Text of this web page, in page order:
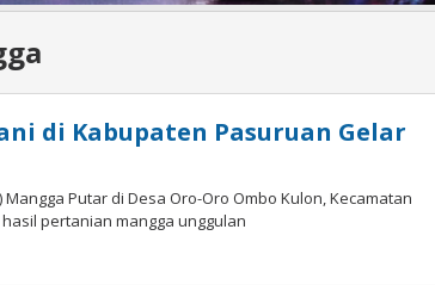
di Kabupaten Pasuruan Gelar
Putar di Desa Oro-Oro Ombo Kulon, Kecamatan
pertanian mangga unggulan